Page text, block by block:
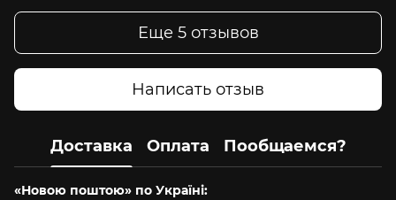
Еще 5 отзывов
Написать отзыв
Доставка Оплата Пообщаемся?
«Новою поштою» по Україні: